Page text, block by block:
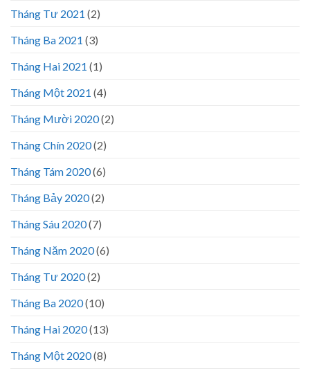
Tháng Tư 2021 (2)
Tháng Ba 2021 (3)
Tháng Hai 2021 (1)
Tháng Một 2021 (4)
Tháng Mười 2020(2)
Tháng Chín 2020(2)
Tháng Tám 2020(6)
Tháng Bảy 2020(2)
Tháng Sáu 2020(7)
Tháng Năm 2020(6)
Tháng Tư 2020(2)
Tháng Ba 2020(10)
Tháng Hai 2020(13)
Tháng Một 2020(8)